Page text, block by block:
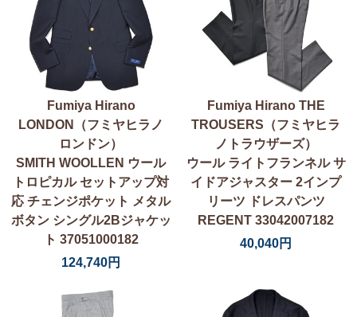
Fumiya Hirano
LONDON（フミヤヒラノ
ロンドン）
SMITH WOOLLEN ウール
トロピカル セットアップ対
応 チェンジポケット メタル
ボタン シングル2Bジャケッ
ト 37051000182
124,740円
Fumiya Hirano THE
TROUSERS（フミヤヒラ
ノトラウザーズ）
ウール ライトフランネル サ
イドアジャスター 2インプ
リーツ ドレスパンツ
REGENT 33042007182
40,040円